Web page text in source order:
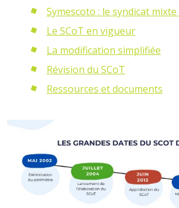
Symescoto : le syndicat mixte
Le SCoT en vigueur
La modification simplifiée
Révision du SCoT
Ressources et documents